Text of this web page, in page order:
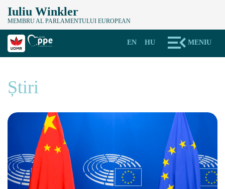
Iuliu Winkler
MEMBRU AL PARLAMENTULUI EUROPEAN
MENIU
HU
EN
Știri